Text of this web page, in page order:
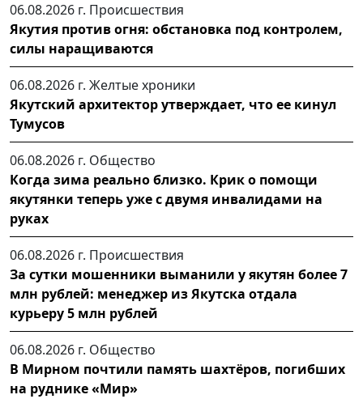
06.08.2026 г. Происшествия
Якутия против огня: обстановка под контролем,
силы наращиваются
06.08.2026 г. Желтые хроники
Якутский архитектор утверждает, что ее кинул
Тумусов
06.08.2026 г. Общество
Когда зима реально близко. Крик о помощи
якутянки теперь уже с двумя инвалидами на
руках
06.08.2026 г. Происшествия
За сутки мошенники выманили у якутян более 7
млн рублей: менеджер из Якутска отдала
курьеру 5 млн рублей
06.08.2026 г. Общество
В Мирном почтили память шахтёров, погибших
на руднике «Мир»